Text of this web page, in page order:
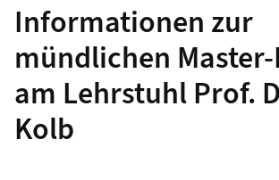
Informationen zur
mündlichen
am Lehrstuhl Prof.
Kolb